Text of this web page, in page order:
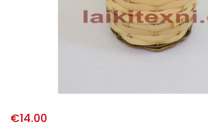
€14.00